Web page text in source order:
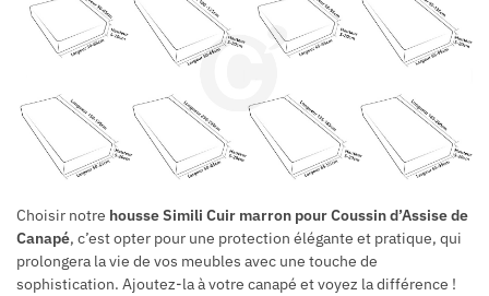
Choisir notre housse Simili Cuir marron pour Coussin d’Assise de
Canapé, c’est opter pour une protection élégante et pratique, qui
prolongera la vie de vos meubles avec une touche de
sophistication. Ajoutez-la à votre canapé et voyez la différence !